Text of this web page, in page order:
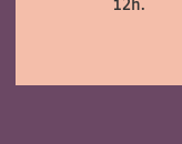
12h.